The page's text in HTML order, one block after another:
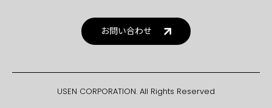
お問い合わせ
USEN CORPORATION. All Rights Reserved